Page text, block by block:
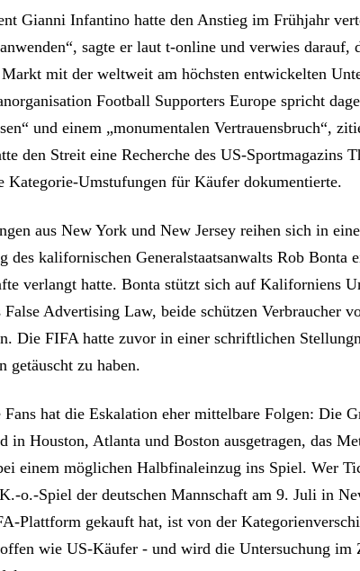
Gianni Infantino hatte den Anstieg im Frühjahr
sagte er laut t-online und verwies darauf,
Markt mit der weltweit am höchsten entwickelten
Football Supporters Europe spricht
und einem „monumentalen Vertrauensbruch“,
den Streit eine Recherche des US-Sportmagazins
Kategorie-Umstufungen für Käufer dokumentierte.
aus New York und New Jersey reihen sich in
des kalifornischen Generalstaatsanwalts Rob Bonta
verlangt hatte. Bonta stützt sich auf Kaliforniens
False Advertising Law, beide schützen Verbraucher
Die FIFA hatte zuvor in einer schriftlichen
getäuscht zu haben.
Fans hat die Eskalation eher mittelbare Folgen: Die
in Houston, Atlanta und Boston ausgetragen, das
einem möglichen Halbfinaleinzug ins Spiel. Wer
o.-Spiel der deutschen Mannschaft am 9. Juli in
Plattform gekauft hat, ist von der
wie US-Käufer - und wird die Untersuchung